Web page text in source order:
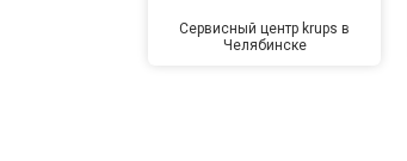
Сервисный центр krups в
Челябинске